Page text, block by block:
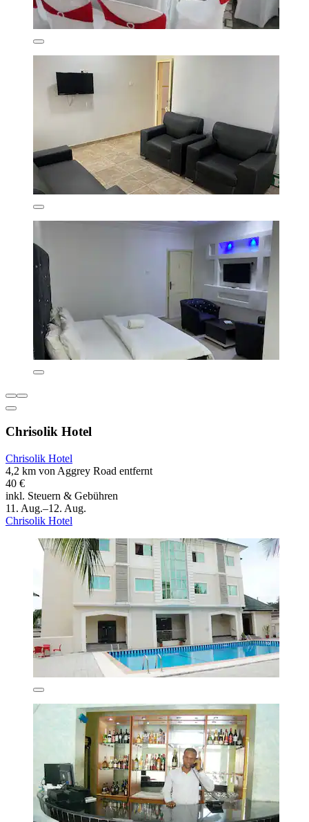
Chrisolik Hotel
Chrisolik Hotel
4,2 km von Aggrey Road entfernt
40 €
inkl. Steuern & Gebühren
11. Aug.–12. Aug.
Chrisolik Hotel